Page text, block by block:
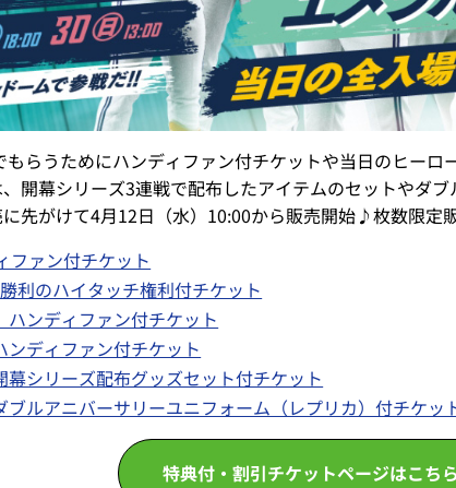
らうためにハンディファン付チケットや当日のヒーロ
開幕シリーズ3連戦で配布したアイテムのセットやダ
先がけて4月12日（水）10:00から販売開始♪枚数限定
ファン付チケット
利のハイタッチ権利付チケット
ハンディファン付チケット
ンディファン付チケット
幕シリーズ配布グッズセット付チケット
ブルアニバーサリーユニフォーム（レプリカ）付チケッ
特典付・割引チケットページはこちら